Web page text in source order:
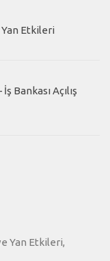
Yan Etkileri
Bankası Açılış